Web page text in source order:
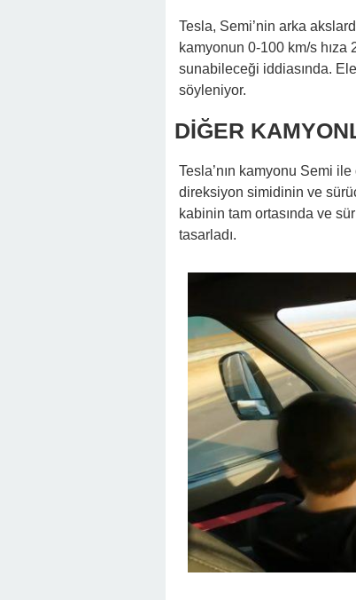
Tesla, Semi’nin arka
kamyonun 0-100 km/s hıza
sunabileceği iddiasında.
söyleniyor.
DİĞER
Tesla’nın kamyonu Semi
direksiyon simidinin ve
kabinin tam ortasında ve
tasarladı.